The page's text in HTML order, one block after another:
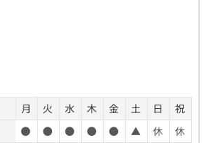
月 火 水 木 金 土 日
祝
● ● ● ● ● ▲ 休
休